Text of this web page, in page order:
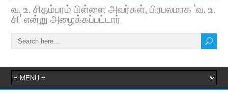
வ. உ. சிதம்பரம் பிள்ளை அவர்கள், பிரபலமாக ‘வ. உ.
சி’ என்று அழைக்கப்பட்டார்